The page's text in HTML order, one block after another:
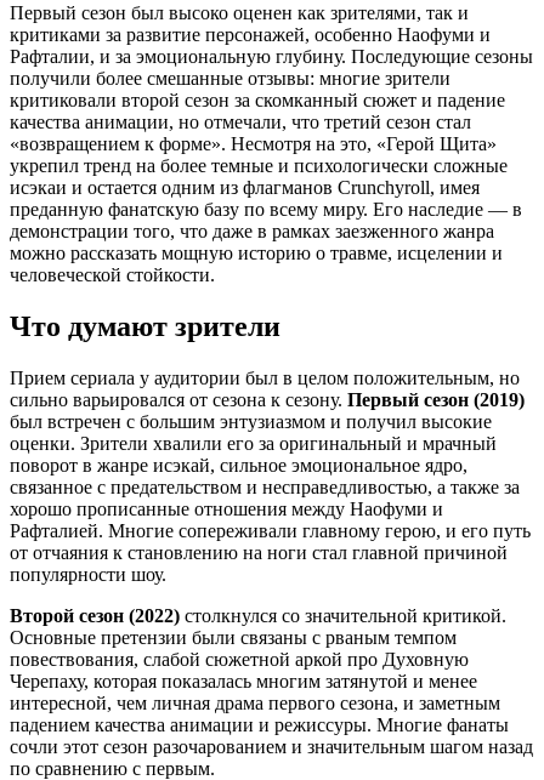
Первый сезон был высоко оценен как зрителями, так и
критиками за развитие персонажей, особенно Наофуми и
Рафталии, и за эмоциональную глубину. Последующие сезоны
получили более смешанные отзывы: многие зрители
критиковали второй сезон за скомканный сюжет и падение
качества анимации, но отмечали, что третий сезон стал
«возвращением к форме». Несмотря на это, «Герой Щита»
укрепил тренд на более темные и психологически сложные
исэкаи и остается одним из флагманов Crunchyroll, имея
преданную фанатскую базу по всему миру. Его наследие — в
демонстрации того, что даже в рамках заезженного жанра
можно рассказать мощную историю о травме, исцелении и
человеческой стойкости.
Что думают зрители
Прием сериала у аудитории был в целом положительным, но
сильно варьировался от сезона к сезону. Первый сезон (2019)
был встречен с большим энтузиазмом и получил высокие
оценки. Зрители хвалили его за оригинальный и мрачный
поворот в жанре исэкай, сильное эмоциональное ядро,
связанное с предательством и несправедливостью, а также за
хорошо прописанные отношения между Наофуми и
Рафталией. Многие сопереживали главному герою, и его путь
от отчаяния к становлению на ноги стал главной причиной
популярности шоу.
Второй сезон (2022) столкнулся со значительной критикой.
Основные претензии были связаны с рваным темпом
повествования, слабой сюжетной аркой про Духовную
Черепаху, которая показалась многим затянутой и менее
интересной, чем личная драма первого сезона, и заметным
падением качества анимации и режиссуры. Многие фанаты
сочли этот сезон разочарованием и значительным шагом назад
по сравнению с первым.